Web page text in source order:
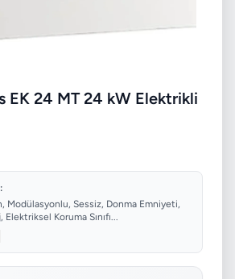
EK 24 MT 24 kW Elektrikli
Modülasyonlu, Sessiz, Donma Emniyeti,
Koruma Sınıfı...